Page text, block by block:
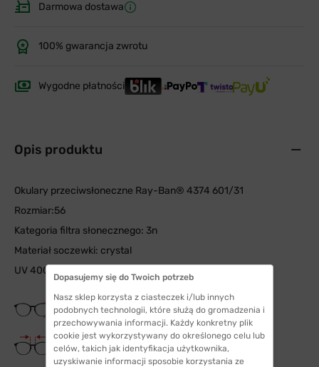
Darmowa dostawa
100% gwarancja zwrotu
Wygodne płatności
Opis produktu
Okulary przeciwsłoneczne Ray-Ban® 4374 601/31
Rozmiar:56
Kategoria filtra słonecznego: 3n
Materiał soczewki: crystal
UV 400
Wysokość soczewki
44 mm
Szerokość mostka
19 mm
Dopasujemy się do Twoich potrzeb
Nasz sklep korzysta z ciasteczek i/lub innych
podobnych technologii, które służą do gromadzenia i
przechowywania informacji. Każdy konkretny plik
cookie jest wykorzystywany do określonego celu lub
celów, takich jak identyfikacja użytkownika,
uzyskiwanie informacji sposobie korzystania ze